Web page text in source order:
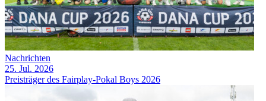
Nachrichten
25. Jul. 2026
Preisträger des Fairplay-Pokal Boys 2026